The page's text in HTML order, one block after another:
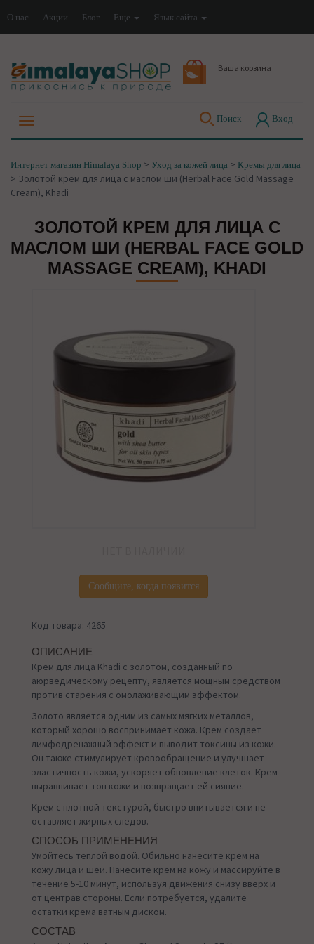
О нас Акции Блог Еще Язык сайта
Ваша корзина
Поиск Вход
Интернет магазин Himalaya Shop > Уход за кожей лица > Кремы для лица
> Золотой крем для лица с маслом ши (Herbal Face Gold Massage
Cream), Khadi
ЗОЛОТОЙ КРЕМ ДЛЯ ЛИЦА С
МАСЛОМ ШИ (HERBAL FACE GOLD
MASSAGE CREAM), KHADI
Сообщите, когда появится
Код товара: 4265
ОПИСАНИЕ
Крем для лица Khadi с золотом, созданный по
аюрведическому рецепту, является мощным средством
против старения с омолаживающим эффектом.
Золото является одним из самых мягких металлов,
который хорошо воспринимает кожа. Крем создает
лимфодренажный эффект и выводит токсины из кожи.
Он также стимулирует кровообращение и улучшает
эластичность кожи, ускоряет обновление клеток. Крем
выравнивает тон кожи и возвращает ей сияние.
Крем с плотной текстурой, быстро впитывается и не
оставляет жирных следов.
СПОСОБ ПРИМЕНЕНИЯ
Умойтесь теплой водой. Обильно нанесите крем на
кожу лица и шеи. Нанесите крем на кожу и массируйте в
течение 5-10 минут, используя движения снизу вверх и
от центрав стороны. Если потребуется, удалите
остатки крема ватным диском.
СОСТАВ